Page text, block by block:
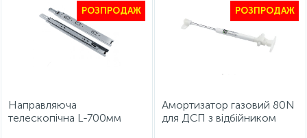
РОЗПРОДАЖ
Направляюча
телескопічна L-700мм
РОЗПРОДАЖ
Амортизатор газовий 80N
для ДСП з відбійником